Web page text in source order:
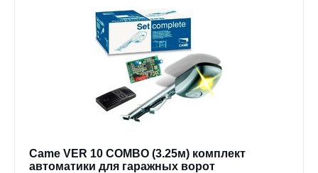
Came VER 10 COMBO (3.25м) комплект
автоматики для гаражных ворот